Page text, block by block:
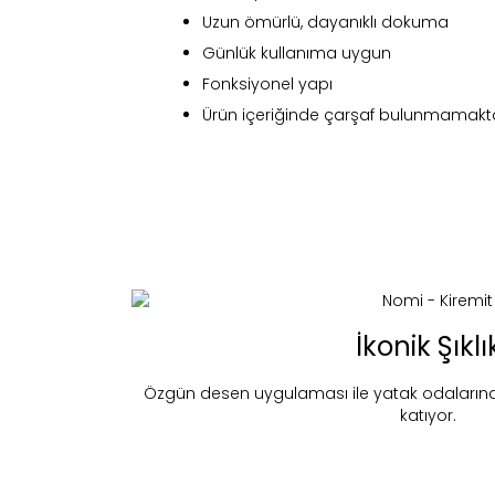
Uzun ömürlü, dayanıklı dokuma
Günlük kullanıma uygun
Fonksiyonel yapı
Ürün içeriğinde çarşaf
İkonik
Özgün desen uygulaması ile yatak
katıyor.
Bu ürün